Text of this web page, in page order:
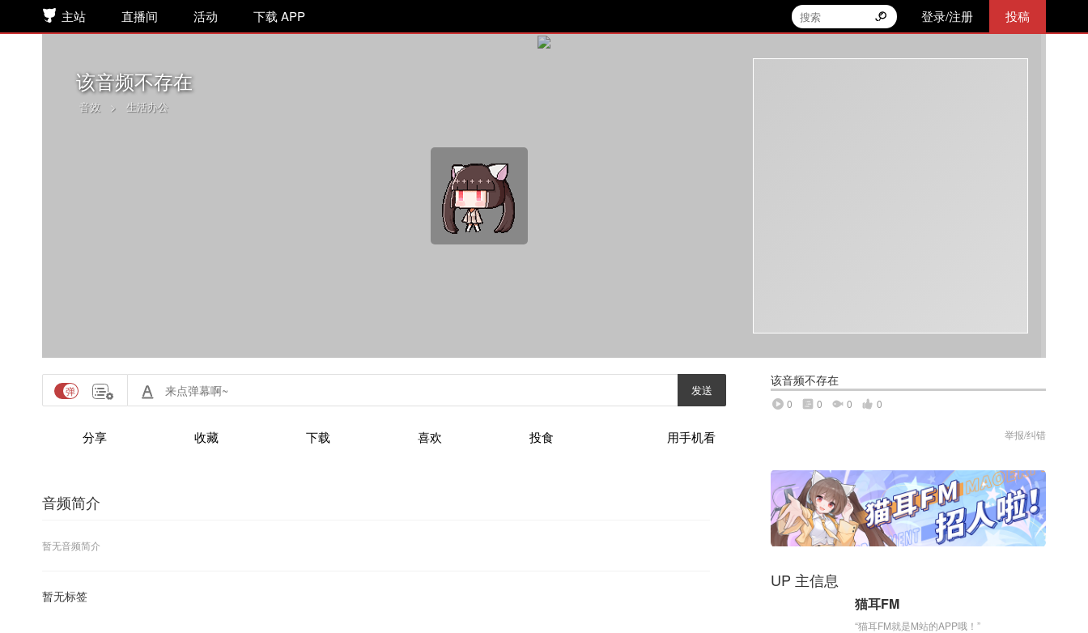
主站 直播间 活动 下载 APP 登录/注册 投稿
该音频不存在
音效 > 生活办公
发送
分享 收藏 下载 喜欢 投食 用手机看
该音频不存在
0 0 0 0
举报/纠错
音频简介
暂无音频简介
暂无标签
UP 主信息
猫耳FM
“猫耳FM就是M站的APP哦！”